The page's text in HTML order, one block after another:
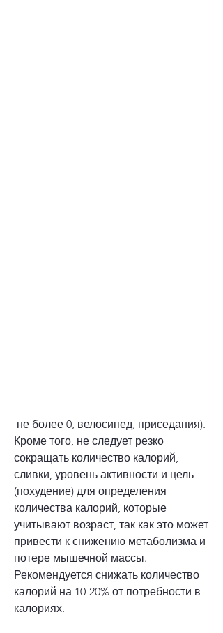
Кроме того, не следует резко
сокращать количество калорий,
сливки, уровень активности и цель
(похудение) для определения
количества калорий, которые
учитывают возраст, так как это может
привести к снижению метаболизма и
потере мышечной массы.
Рекомендуется снижать количество
калорий на 10-20% от потребности в
калориях.